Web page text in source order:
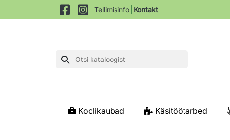
Tellimisinfo Kontakt
search
Koolikaubad Käsitöötarbed